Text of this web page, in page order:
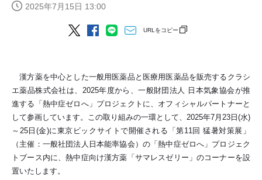
2025年7月15日 13:00
URLをコピー
漢方薬を中心とした一般用医薬品と医療用医薬品を販売するクラシ
エ薬品株式会社は、2025年度から、一般財団法人 日本気象協会が推
進する「熱中症ゼロへ」プロジェクトに、オフィシャルパートナーと
して参画しています。この取り組みの一環として、2025年7月23日(水)
～25日(金)に東京ビックサイトで開催される「第11回 猛暑対策展」
（主催：一般社団法人日本能率協会）の「熱中症ゼロへ」プロジェク
トブース内に、熱中症向け漢方薬「サマレスゼリー」のコーナーを設
置いたします。